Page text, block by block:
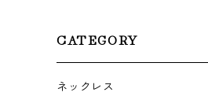
CATEGORY
ネックレス